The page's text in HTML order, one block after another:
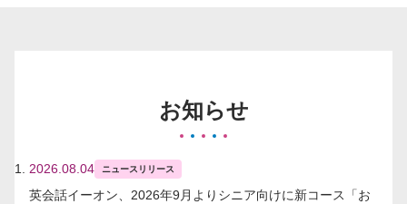
お知らせ
2026.08.04 ニュースリリース
英会話イーオン、2026年9月よりシニア向けに新コース「お